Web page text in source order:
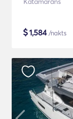
$1,584/nakts